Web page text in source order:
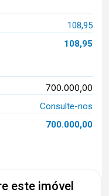
108,95
108,95
700.000,00
Consulte-nos
700.000,00
este imóvel